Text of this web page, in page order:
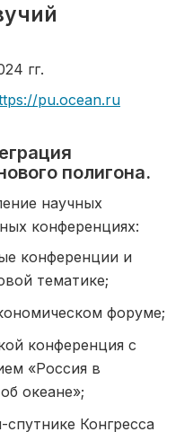
гг.
pu.ocean.ru
полигона.
научных
конференциях:
конференции и
тематике;
форуме;
конференция с
«Россия в
океане»;
Конгресса